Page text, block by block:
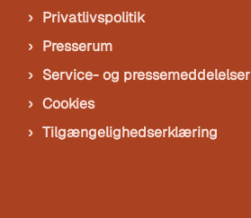
Privatlivspolitik
Presserum
Service- og pressemeddelelser
Cookies
Tilgængelighedserklæring